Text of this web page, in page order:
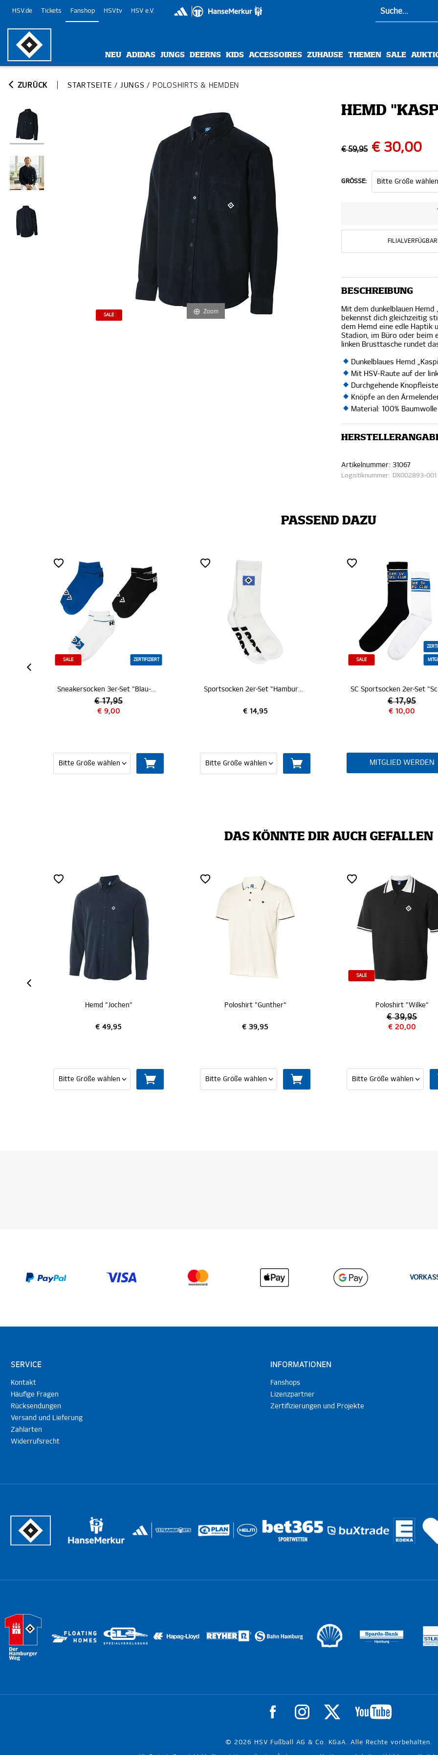
HSV.de Tickets Fanshop HSV.tv HSV e.V.
NEU ADIDAS JUNGS DEERNS KIDS ACCESSOIRES ZUHAUSE THEMEN SALE
ZURÜCK STARTSEITE / JUNGS / POLOSHIRTS & HEMDEN
Zoom
SALE
HEMD
€ 59,95 € 30,00
GRÖSSE:
BESCHREIBUNG
Mit dem dunkelblauen
bekennst dich gleichzeitig
dem Hemd eine edle Haptik
Stadion, im Büro oder beim
linken Brusttasche rundet
Dunkelblaues Hemd
Mit HSV-Raute auf der
Durchgehende
Knöpfe an den
Material: 100% Baumwolle
Artikelnummer: 31067
Logistiknummer: DX002893-001
PASSEND DAZU
SALE ZERTIFIZIERT
Sneakersocken 3er-Set "Blau-Weiß-Schwarz"
€ 17,95
€ 9,00
Sportsocken 2er-Set "Hamburger SV"
€ 14,95
SALE
€ 17,95
€ 10,00
MITGLIED WERDEN
DAS KÖNNTE DIR AUCH GEFALLEN
Hemd "Jochen"
€ 49,95
Poloshirt "Gunther"
€ 39,95
SALE
Poloshirt "Wilke"
€ 39,95
€ 20,00
SERVICE
Kontakt
Häufige Fragen
Rücksendungen
Versand und Lieferung
Zahlarten
Widerrufsrecht
INFORMATIONEN
Fanshops
Lizenzpartner
Zertifizierungen und Projekte
© 2026 HSV Fußball AG & Co. KGaA. Alle Rechte vorbehalten.